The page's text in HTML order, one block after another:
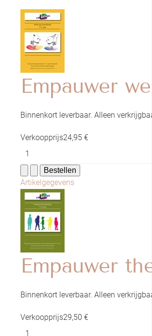
Empauwer
Binnenkort leverbaar. Alleen
Verkoopprijs24,95 €
Artikelgegevens
Empauwer
Binnenkort leverbaar. Alleen
Verkoopprijs29,50 €